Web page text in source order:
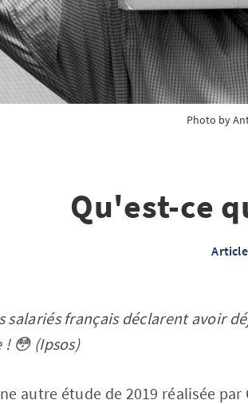
Photo by
Qu'est-ce
salariés français déclarent avoir
! 😳 (Ipsos)
autre étude de 2019 réalisée